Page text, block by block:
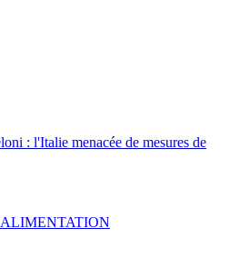
: l'Italie menacée de mesures de